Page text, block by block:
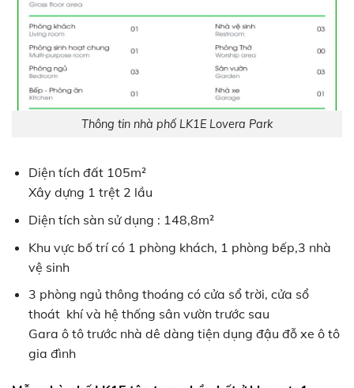
Thông tin nhà phố LK1E Lovera Park
Diện tích đất 105m²
Xây dựng 1 trệt 2 lầu
Diện tích sàn sử dụng : 148,8m²
Khu vực bố trí có 1 phòng khách, 1 phòng bếp,3 nhà
vệ sinh
3 phòng ngủ thông thoáng có cửa sổ trời, cửa sổ
thoát khí và hệ thống sân vườn trước sau
Gara ô tô trước nhà dê dàng tiện dụng đậu đỗ xe ô tô
gia đình